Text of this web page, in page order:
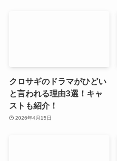
クロサギのドラマがひどい
と言われる理由3選！キャ
ストも紹介！
2026年4月15日